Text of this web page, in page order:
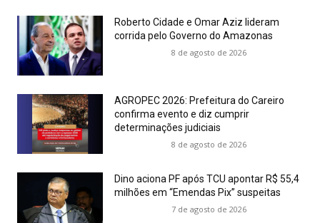
Roberto Cidade e Omar Aziz lideram
corrida pelo Governo do Amazonas
8 de agosto de 2026
AGROPEC 2026: Prefeitura do Careiro
confirma evento e diz cumprir
determinações judiciais
8 de agosto de 2026
Dino aciona PF após TCU apontar R$ 55,4
milhões em “Emendas Pix” suspeitas
7 de agosto de 2026